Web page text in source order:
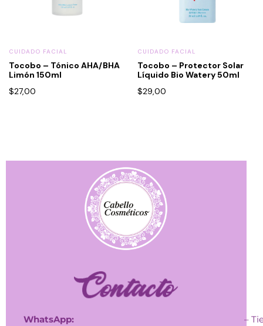
CUIDADO FACIAL
Tocobo – Tónico AHA/BHA
Limón 150ml
$27,00
CUIDADO FACIAL
Tocobo – Protector Solar
Líquido Bio Watery 50ml
$29,00
WhatsApp:
–